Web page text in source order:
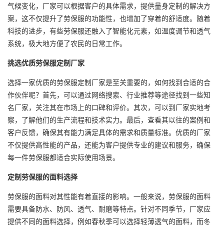
气候变化，厂家可以根据客户的具体需求，提供量身定制的解决方
案，这不仅提升了劳保服的功能性，也增加了穿着的舒适度。随着
科技的进步，有些劳保服还融入了智能化元素，如温度调节和透气
系统，极大地方便了农民的日常工作。
挑选优质劳保服定制厂家
选择一家优质的劳保服定制厂家是至关重要的，如何找到合适的合
作伙伴呢？首先，可以通过网络搜索、行业推荐等途径找到一些知
名厂家，关注其在市场上的口碑和评价。其次，可以到厂家实地考
察，了解他们的生产流程和技术实力。最后，查看其以往的案例和
客户反馈，确保其有能力满足具体的需求和质量标准。优质的厂家
不仅提供高性能的产品，还能为客户提供专业的建议和服务，确保
每一件劳保服都适合实际使用场景。
定制劳保服的面料选择
劳保服的面料对其性能有着直接的影响。一般来说，劳保服的面料
需要具备防水、防风、透气、耐磨等特点。针对不同季节，厂家应
提供不同的面料选择，例如春秋季可以选择轻薄透气的面料，而冬